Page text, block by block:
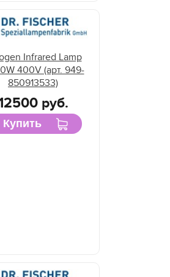
Infrared Lamp
400V (арт. 949-
850913533)
руб.
Купить